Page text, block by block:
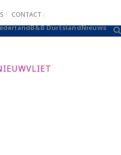
CONTACT
B&B DuitslandNieuws